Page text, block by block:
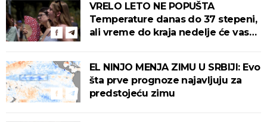
VRELO LETO NE POPUŠTA
Temperature danas do 37 stepeni,
ali vreme do kraja nedelje će vas
EL NINJO MENJA ZIMU U SRBIJI: Evo
šta prve prognoze najavljuju za
predstojeću zimu